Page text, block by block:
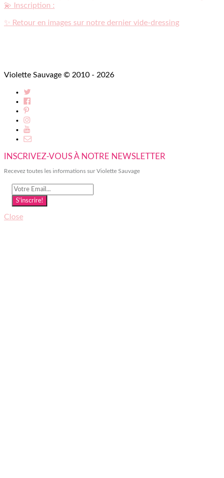
💫 Inscription :
✨ Retour en images sur notre dernier vide-dressing
Violette Sauvage © 2010 - 2026
INSCRIVEZ-VOUS À NOTRE NEWSLETTER
Recevez toutes les informations sur Violette Sauvage
S'inscrire!
Close